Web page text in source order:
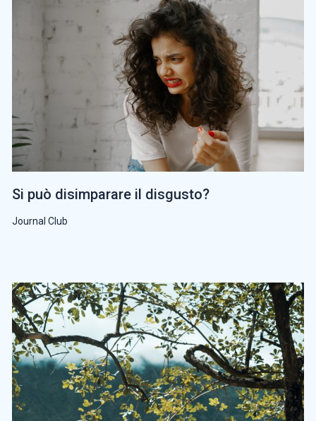
Si può disimparare il disgusto?
Journal Club